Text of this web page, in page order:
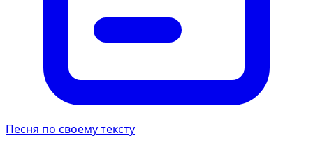
Песня по своему тексту